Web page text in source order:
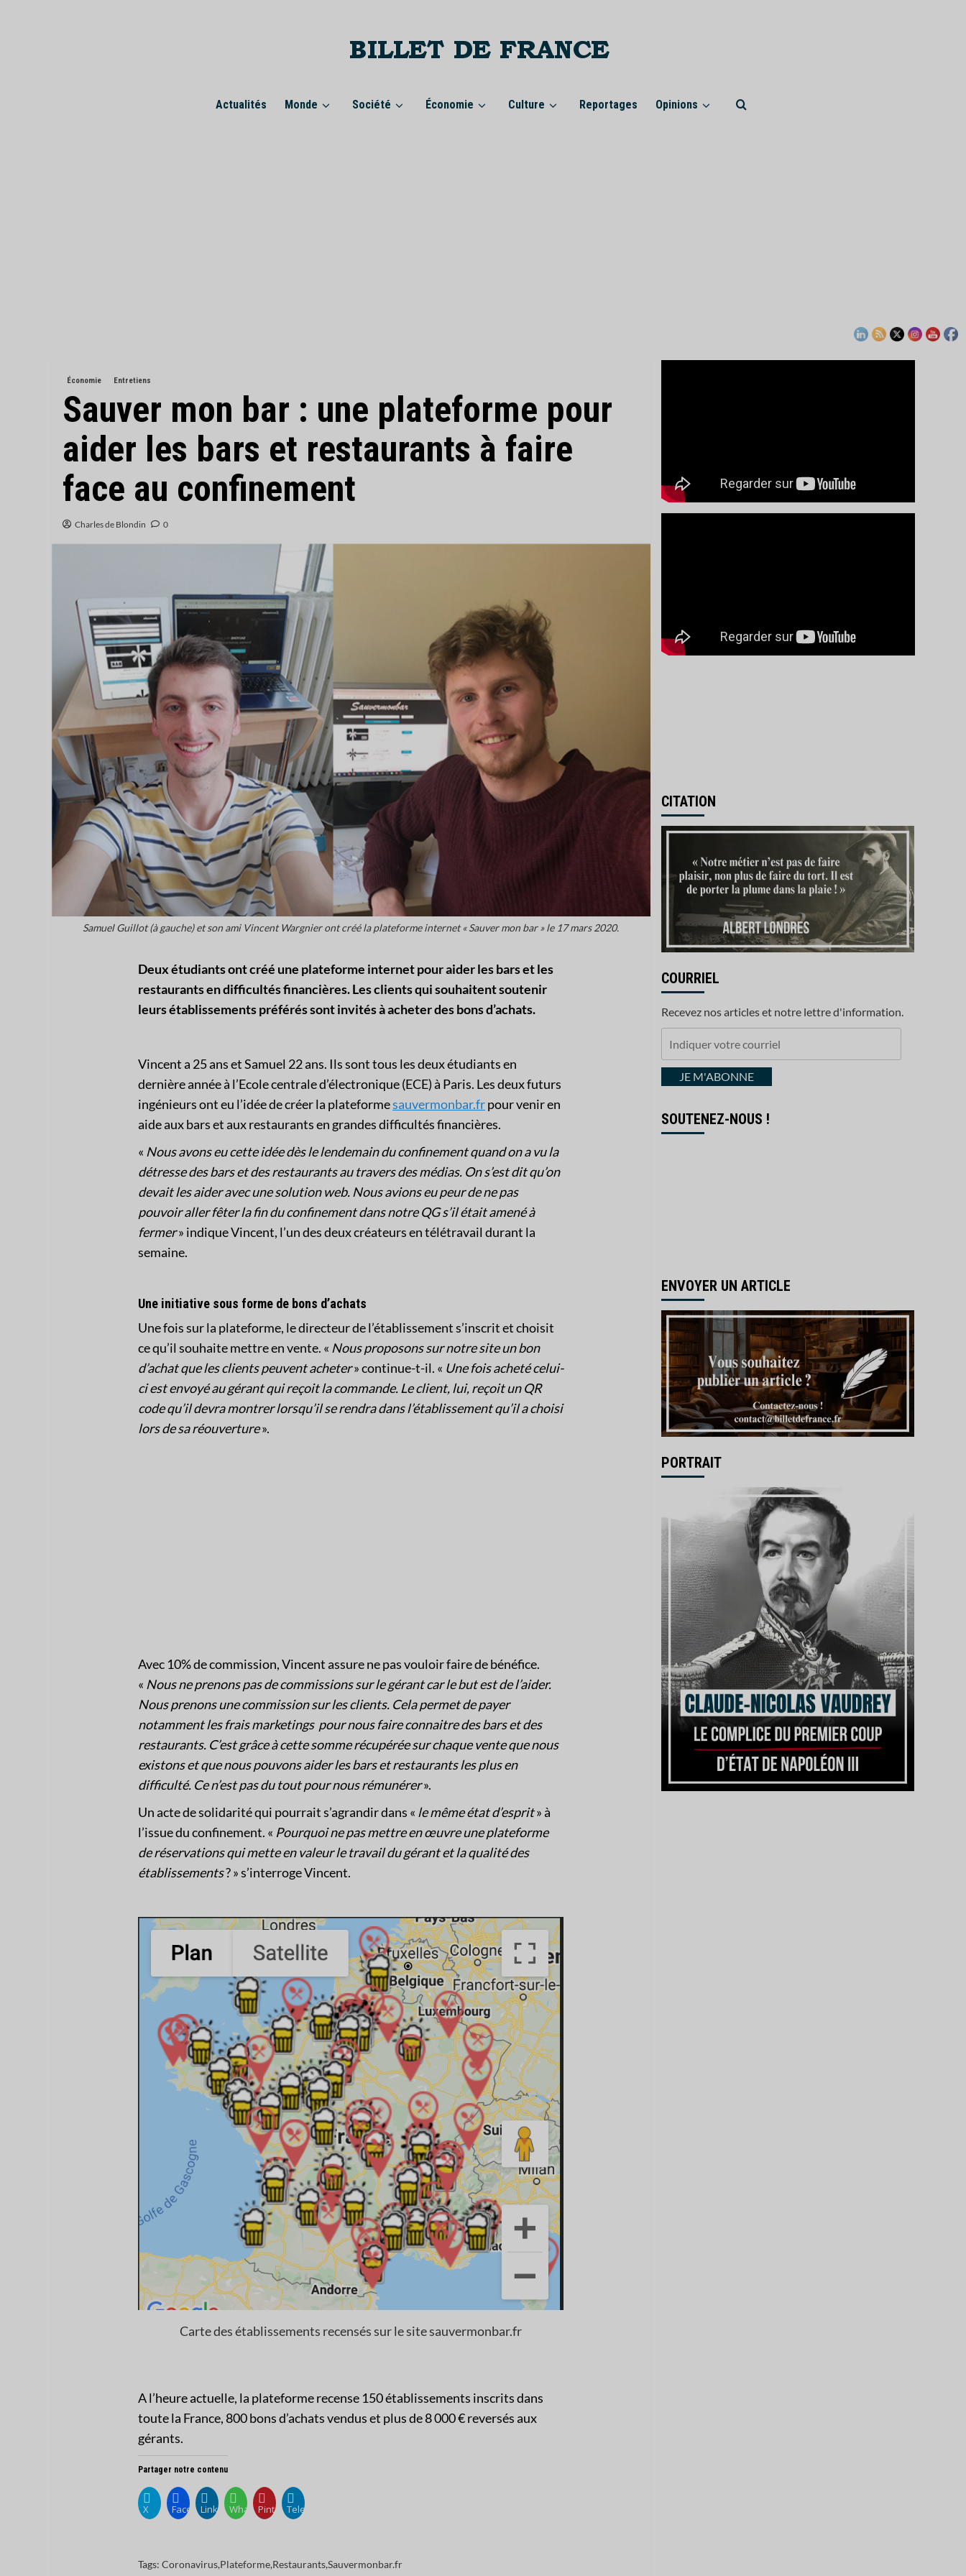
Actualités Monde Société Économie Culture Reportages Opinions
Économie Entretiens
Sauver mon bar : une plateforme pour
aider les bars et restaurants à faire
face au confinement
Charles de Blondin 0
Samuel Guillot (à gauche) et son ami Vincent Wargnier ont créé la plateforme internet « Sauver mon bar » le 17 mars 2020.
Deux étudiants ont créé une plateforme internet pour aider les bars et les
restaurants en difficultés financières. Les clients qui souhaitent soutenir
leurs établissements préférés sont invités à acheter des bons d’achats.
Vincent a 25 ans et Samuel 22 ans. Ils sont tous les deux étudiants en
dernière année à l’Ecole centrale d’électronique (ECE) à Paris. Les deux futurs
ingénieurs ont eu l’idée de créer la plateformesauvermonbar.frpour venir en
aide aux bars et aux restaurants en grandes difficultés financières.
« Nous avons eu cette idée dès le lendemain du confinement quand on a vu la
détresse des bars et des restaurants au travers des médias. On s’est dit qu’on
devait les aider avec une solution web. Nous avions eu peur de ne pas
pouvoir aller fêter la fin du confinement dans notre QG s’il était amené à
fermer» indique Vincent, l’un des deux créateurs en télétravail durant la
semaine.
Une initiative sous forme de bons d’achats
Une fois sur la plateforme, le directeur de l’établissement s’inscrit et choisit
ce qu’il souhaite mettre en vente. « Nous proposons sur notre site un bon
d’achat que les clients peuvent acheter» continue-t-il. « Une fois acheté celui-
ci est envoyé au gérant qui reçoit la commande. Le client, lui, reçoit un QR
code qu’il devra montrer lorsqu’il se rendra dans l’établissement qu’il a choisi
lors de sa réouverture».
Avec 10% de commission, Vincent assure ne pas vouloir faire de bénéfice.
« Nous ne prenons pas de commissions sur le gérant car le but est de l’aider.
Nous prenons une commission sur les clients. Cela permet de payer
notamment les frais marketings pour nous faire connaitre des bars et des
restaurants. C’est grâce à cette somme récupérée sur chaque vente que nous
existons et que nous pouvons aider les bars et restaurants les plus en
difficulté. Ce n’est pas du tout pour nous rémunérer».
Un acte de solidarité qui pourrait s’agrandir dans « le même état d’esprit» à
l’issue du confinement. « Pourquoi ne pas mettre en œuvre une plateforme
de réservations qui mette en valeur le travail du gérant et la qualité des
établissements? » s’interroge Vincent.
Carte des établissements recensés sur le site sauvermonbar.fr
A l’heure actuelle, la plateforme recense 150 établissements inscrits dans
toute la France, 800 bons d’achats vendus et plus de 8 000 € reversés aux
gérants.
Partager notre contenu
X FacebookLinkedInWhatsAppPinterestTelegram
Tags:Coronavirus,Plateforme,Restaurants,Sauvermonbar.fr
CITATION
COURRIEL
Recevez nos articles et notre lettre d'information.
courrielJE M'ABONNE
SOUTENEZ-NOUS !
ENVOYER UN ARTICLE
PORTRAIT